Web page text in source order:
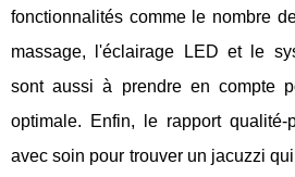
fonctionnalités comme le nombre
massage, l'éclairage LED et le
sont aussi à prendre en compte
optimale. Enfin, le rapport
avec soin pour trouver un jacuzzi